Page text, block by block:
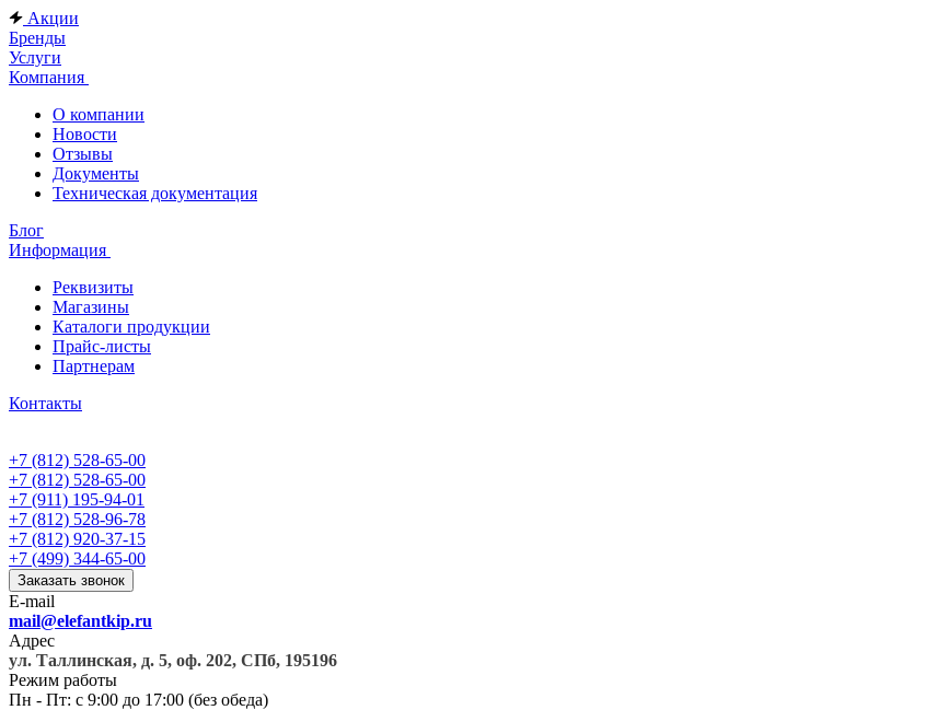
Акции
Бренды
Услуги
Компания
О компании
Новости
Отзывы
Документы
Техническая документация
Блог
Информация
Реквизиты
Магазины
Каталоги продукции
Прайс-листы
Партнерам
Контакты
+7 (812) 528-65-00
+7 (812) 528-65-00
+7 (911) 195-94-01
+7 (812) 528-96-78
+7 (812) 920-37-15
+7 (499) 344-65-00
Заказать звонок
E-mail
mail@elefantkip.ru
Адрес
ул. Таллинская, д. 5, оф. 202, СПб, 195196
Режим работы
Пн - Пт: с 9:00 до 17:00 (без обеда)